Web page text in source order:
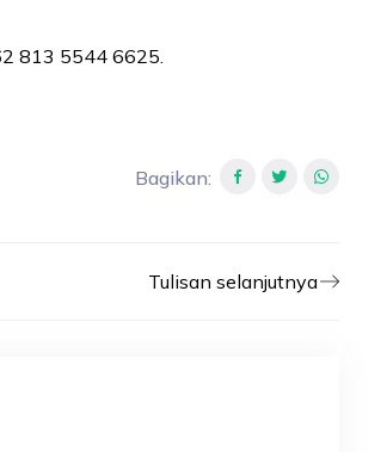
813 5544 6625.
Bagikan:
Tulisan selanjutnya